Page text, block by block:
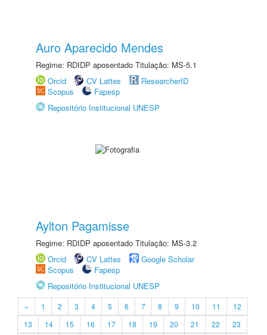
Auro Aparecido Mendes
Regime: RDIDP aposentado Titulação: MS-5.1
Orcid
CV Lattes
ResearcherID
Scopus
Fapesp
Repositório Institucional UNESP
Aylton Pagamisse
Regime: RDIDP aposentado Titulação: MS-3.2
Orcid
CV Lattes
Google Scholar
Scopus
Fapesp
Repositório Institucional UNESP
« 1 2 3 4 5 6 7 8 9 10 11
12
13
14 15 16 17 18 19 20 21 22
23